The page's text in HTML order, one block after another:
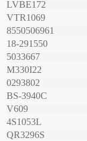
LVBE172
VTR1069
8550506961
18-291550
5033667
M330I22
0293802
BS-3940C
V609
4S1053L
QR3296S